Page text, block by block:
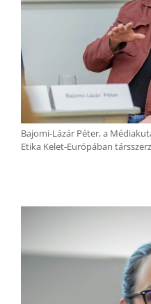
Bajomi-Lázár Péter, a
Etika Kelet-Európában